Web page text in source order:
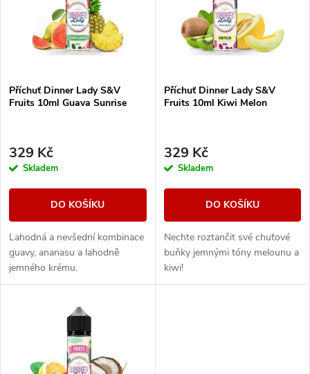
p
r
o
u
k
s
p
r
o
d
u
k
Příchuť Dinner Lady S&V
Fruits 10ml Guava Sunrise
329 Kč
Skladem
DO KOŠÍKU
Lahodná a nevšední kombinace
guavy, ananasu a lahodně
jemného krému.
Příchuť Dinner Lady S&V
Fruits 10ml Kiwi Melon
329 Kč
Skladem
DO KOŠÍKU
Nechte roztančit své chuťové
buňky jemnými tóny melounu a
kiwi!